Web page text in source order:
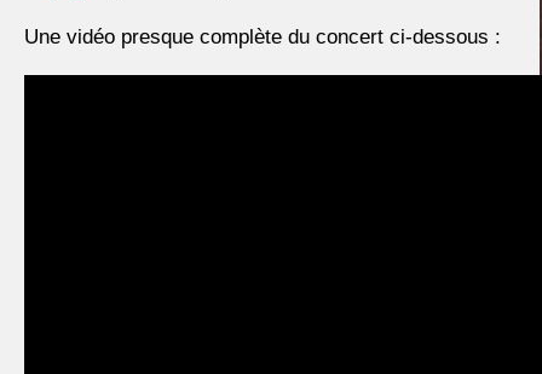
Une vidéo presque complète du concert ci-dessous :